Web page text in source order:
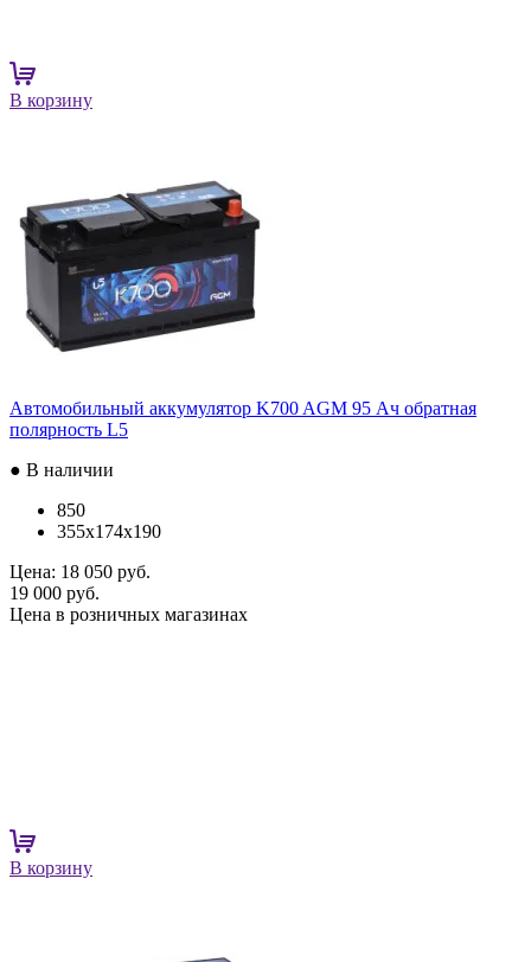
В корзину
Автомобильный аккумулятор K700 AGM 95 Ач обратная
полярность L5
● В наличии
850
355x174x190
Цена: 18 050 руб.
19 000 руб.
Цена в розничных магазинах
В корзину